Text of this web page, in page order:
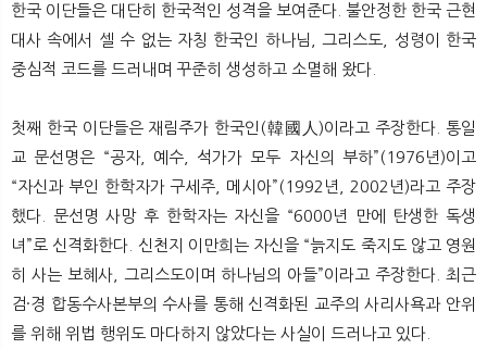
한국 이단들은 대단히 한국적인 성격을 보여준다. 불안정한 한국 근현
대사 속에서 셀 수 없는 자칭 한국인 하나님, 그리스도, 성령이 한국
중심적 코드를 드러내며 꾸준히 생성하고 소멸해 왔다.
첫째 한국 이단들은 재림주가 한국인(韓國人)이라고 주장한다. 통일
교 문선명은 “공자, 예수, 석가가 모두 자신의 부하”(1976년)이고
“자신과 부인 한학자가 구세주, 메시아”(1992년, 2002년)라고 주장
했다. 문선명 사망 후 한학자는 자신을 “6000년 만에 탄생한 독생
녀”로 신격화한다. 신천지 이만희는 자신을 “늙지도 죽지도 않고 영원
히 사는 보혜사, 그리스도이며 하나님의 아들”이라고 주장한다. 최근
검·경 합동수사본부의 수사를 통해 신격화된 교주의 사리사욕과 안위
를 위해 위법 행위도 마다하지 않았다는 사실이 드러나고 있다.